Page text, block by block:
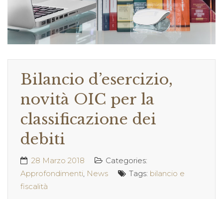
Bilancio d’esercizio,
novità OIC per la
classificazione dei
debiti
28 Marzo 2018
Categories:
Approfondimenti News Tags: bilancio e
fiscalità